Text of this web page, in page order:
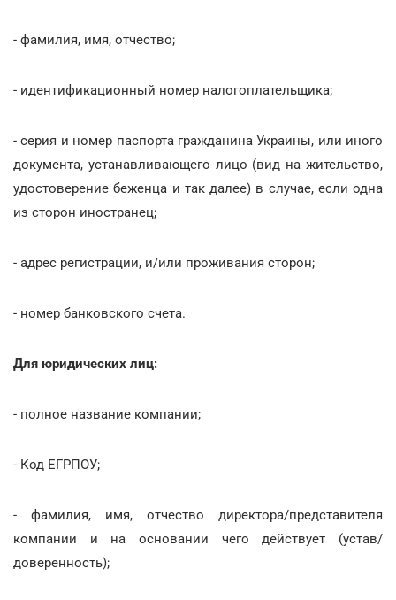
- фамилия, имя, отчество;
- идентификационный номер налогоплательщика;
- серия и номер паспорта гражданина Украины, или иного
документа, устанавливающего лицо (вид на жительство,
удостоверение беженца и так далее) в случае, если одна
из сторон иностранец;
- адрес регистрации, и/или проживания сторон;
- номер банковского счета.
Для юридических лиц:
- полное название компании;
- Код ЕГРПОУ;
- фамилия, имя, отчество директора/представителя
компании и на основании чего действует (устав/
доверенность);